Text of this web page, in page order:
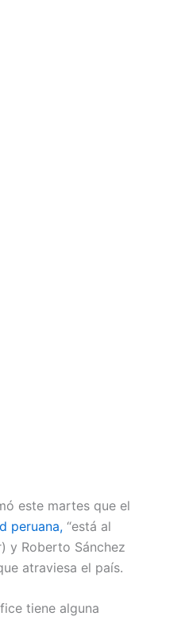
este martes que el
peruana, “está al
y Roberto Sánchez
atraviesa el país.
tiene alguna